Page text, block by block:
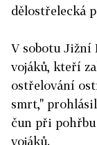
dělostřelecká
V sobotu Jižní
vojáků, kteří
ostřelování
smrt,"
čun při
vojáků.